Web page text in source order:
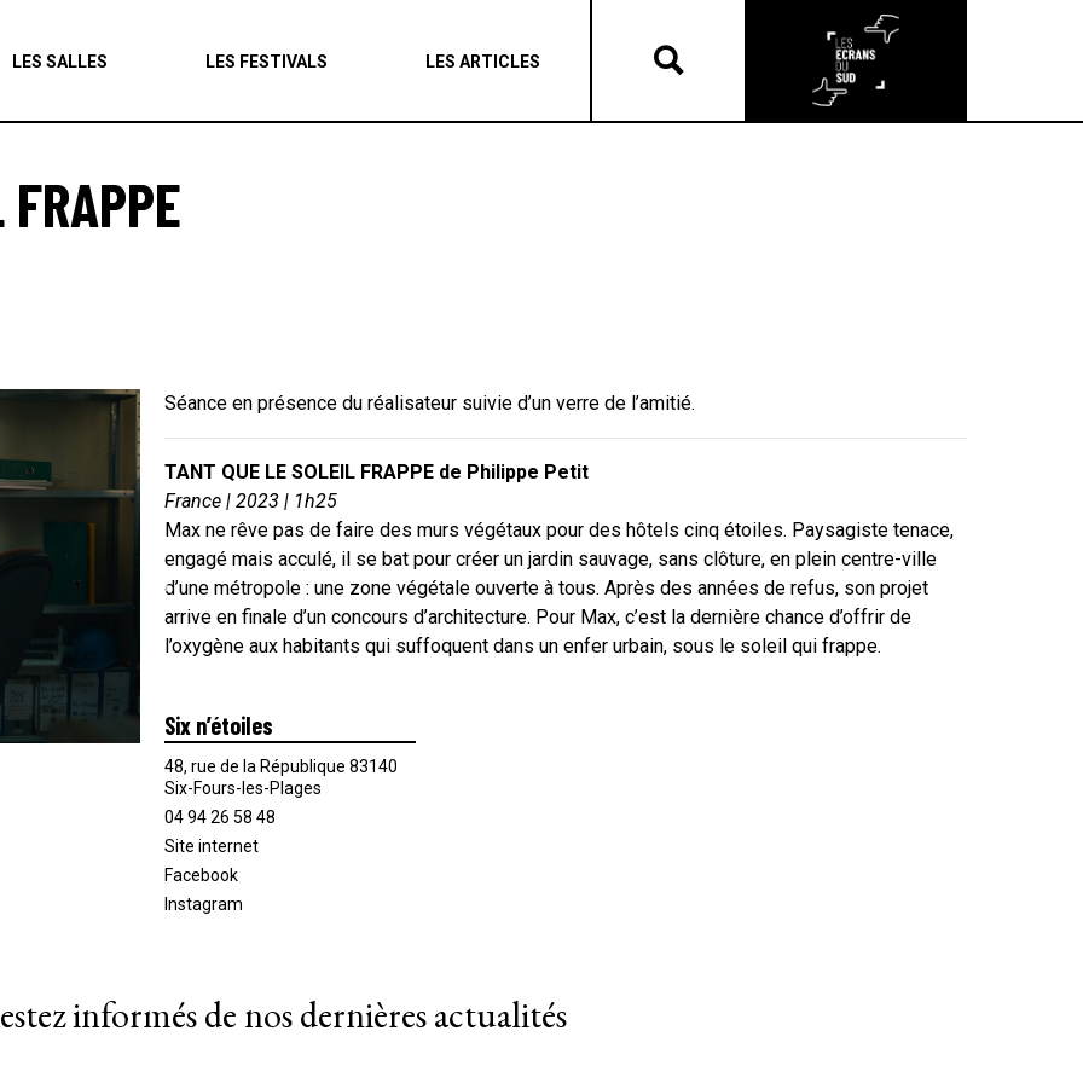
LES SALLES LES FESTIVALS LES ARTICLES
Séance en présence du réalisateur suivie d’un verre de l’amitié.
TANT QUE LE SOLEIL FRAPPE de Philippe Petit
France | 2023 | 1h25
Max ne rêve pas de faire des murs végétaux pour des hôtels cinq étoiles. Paysagiste tenace,
engagé mais acculé, il se bat pour créer un jardin sauvage, sans clôture, en plein centre-ville
d’une métropole : une zone végétale ouverte à tous. Après des années de refus, son projet
arrive en finale d’un concours d’architecture. Pour Max, c’est la dernière chance d’offrir de
l’oxygène aux habitants qui suffoquent dans un enfer urbain, sous le soleil qui frappe.
Six n’étoiles
48, rue de la République 83140
Six-Fours-les-Plages
04 94 26 58 48
Site internet
Facebook
Instagram
informés de nos dernières actualités